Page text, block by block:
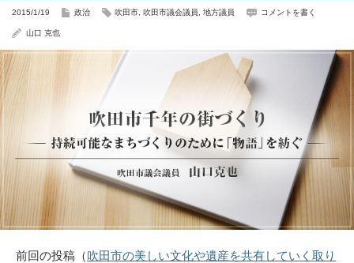
2015/1/19 政治 吹田市 吹田市議会議員 地方議員 コメントを書く
山口 克也
前回の投稿（吹田市の美しい文化や遺産を共有していく取り